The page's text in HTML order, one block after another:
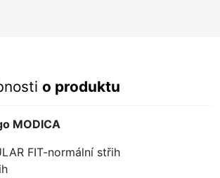
o produktu
MODICA
FIT-normální střih